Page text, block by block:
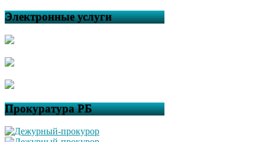
Электронные услуги
Прокуратура РБ